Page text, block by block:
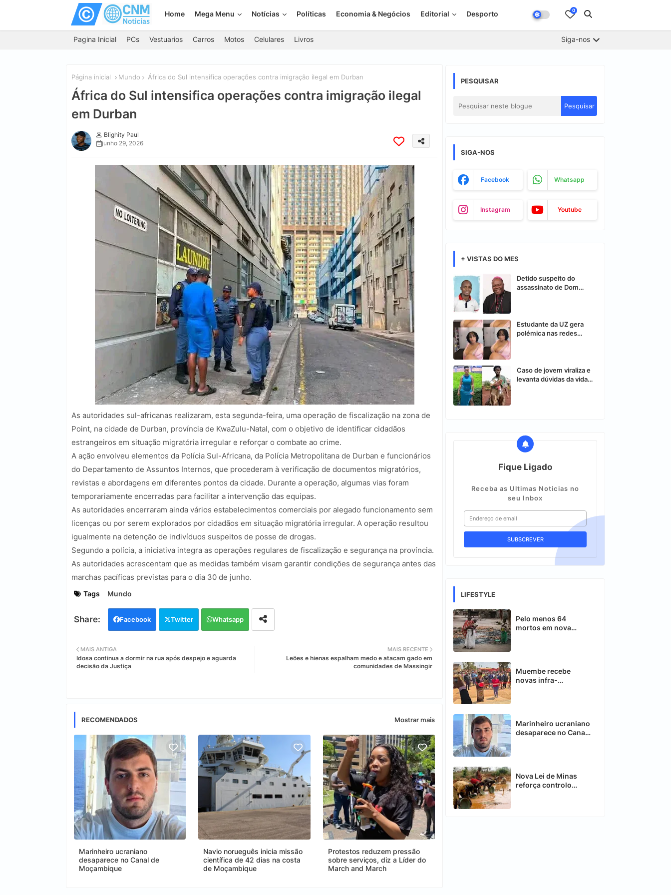
Home Mega Menu Notícias Políticas Economia & Negócios Editorial Desporto 0
Pagina Inicial PCs Vestuarios Carros Motos Celulares Livros Siga-nos
Página inicial Mundo África do Sul intensifica operações contra imigração ilegal em Durban
África do Sul intensifica operações contra imigração ilegal
em Durban
Blighity Paul
junho 29, 2026
As autoridades sul-africanas realizaram, esta segunda-feira, uma operação de fiscalização na zona de
Point, na cidade de Durban, província de KwaZulu-Natal, com o objetivo de identificar cidadãos
estrangeiros em situação migratória irregular e reforçar o combate ao crime.
A ação envolveu elementos da Polícia Sul-Africana, da Polícia Metropolitana de Durban e funcionários
do Departamento de Assuntos Internos, que procederam à verificação de documentos migratórios,
revistas e abordagens em diferentes pontos da cidade. Durante a operação, algumas vias foram
temporariamente encerradas para facilitar a intervenção das equipas.
As autoridades encerraram ainda vários estabelecimentos comerciais por alegado funcionamento sem
licenças ou por serem explorados por cidadãos em situação migratória irregular. A operação resultou
igualmente na detenção de indivíduos suspeitos de posse de drogas.
Segundo a polícia, a iniciativa integra as operações regulares de fiscalização e segurança na província.
As autoridades acrescentam que as medidas também visam garantir condições de segurança antes das
marchas pacíficas previstas para o dia 30 de junho.
Tags Mundo
Facebook Twitter Whatsapp
MAIS RECENTE
Leões e hienas espalham medo e atacam gado em
comunidades de Massingir
MAIS ANTIGA
Idosa continua a dormir na rua após despejo e aguarda
decisão da Justiça
RECOMENDADOS Mostrar mais
Marinheiro ucraniano
desaparece no Canal de
Moçambique
Navio norueguês inicia missão
científica de 42 dias na costa
de Moçambique
Protestos reduzem pressão
sobre serviços, diz a Líder do
March and March
PESQUISAR
SIGA-NOS
Facebook Whatsapp
Instagram Youtube
+ VISTAS DO MES
Detido suspeito do
assassinato de Dom
Estudante da UZ gera
polémica nas redes
Caso de jovem viraliza e
levanta dúvidas da vida
Fique Ligado
Receba as Ultimas Noticias no
seu Inbox
LIFESTYLE
Pelo menos 64
mortos em nova
Muembe recebe
novas infra-
Marinheiro ucraniano
desaparece no Canal
Nova Lei de Minas
reforça controlo